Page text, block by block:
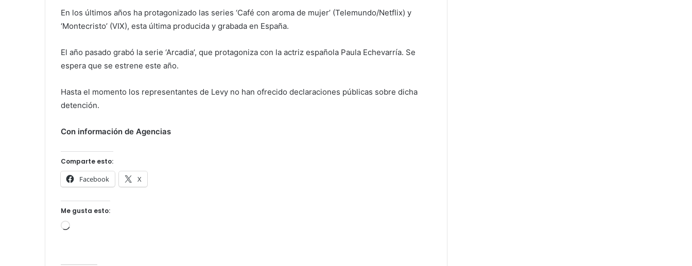
En los últimos años ha protagonizado las series ‘Café con aroma de mujer’ (Telemundo/Netflix) y
‘Montecristo’ (VIX), esta última producida y grabada en España.
El año pasado grabó la serie ‘Arcadia’, que protagoniza con la actriz española Paula Echevarría. Se
espera que se estrene este año.
Hasta el momento los representantes de Levy no han ofrecido declaraciones públicas sobre dicha
detención.
Con información de Agencias
Comparte esto:
Facebook X
Me gusta esto:
Cargando...